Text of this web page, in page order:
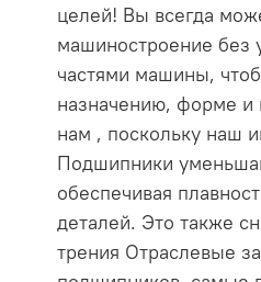
целей! Вы всегда
машиностроение
частями машины,
назначению, форме и
нам , поскольку наш
Подшипники
обеспечивая
деталей. Это также
трения Отраслевые